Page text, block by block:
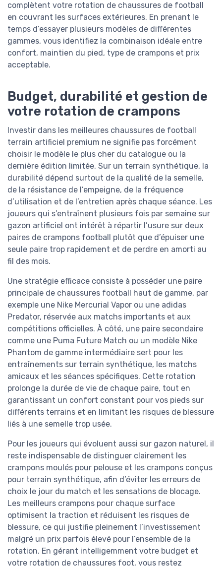
complètent votre rotation de chaussures de football
en couvrant les surfaces extérieures. En prenant le
temps d’essayer plusieurs modèles de différentes
gammes, vous identifiez la combinaison idéale entre
confort, maintien du pied, type de crampons et prix
acceptable.
Budget, durabilité et gestion de
votre rotation de crampons
Investir dans les meilleures chaussures de football
terrain artificiel premium ne signifie pas forcément
choisir le modèle le plus cher du catalogue ou la
dernière édition limitée. Sur un terrain synthétique, la
durabilité dépend surtout de la qualité de la semelle,
de la résistance de l’empeigne, de la fréquence
d’utilisation et de l’entretien après chaque séance. Les
joueurs qui s’entraînent plusieurs fois par semaine sur
gazon artificiel ont intérêt à répartir l’usure sur deux
paires de crampons football plutôt que d’épuiser une
seule paire trop rapidement et de perdre en amorti au
fil des mois.
Une stratégie efficace consiste à posséder une paire
principale de chaussures football haut de gamme, par
exemple une Nike Mercurial Vapor ou une adidas
Predator, réservée aux matchs importants et aux
compétitions officielles. À côté, une paire secondaire
comme une Puma Future Match ou un modèle Nike
Phantom de gamme intermédiaire sert pour les
entraînements sur terrain synthétique, les matchs
amicaux et les séances spécifiques. Cette rotation
prolonge la durée de vie de chaque paire, tout en
garantissant un confort constant pour vos pieds sur
différents terrains et en limitant les risques de blessure
liés à une semelle trop usée.
Pour les joueurs qui évoluent aussi sur gazon naturel, il
reste indispensable de distinguer clairement les
crampons moulés pour pelouse et les crampons conçus
pour terrain synthétique, afin d’éviter les erreurs de
choix le jour du match et les sensations de blocage.
Les meilleurs crampons pour chaque surface
optimisent la traction et réduisent les risques de
blessure, ce qui justifie pleinement l’investissement
malgré un prix parfois élevé pour l’ensemble de la
rotation. En gérant intelligemment votre budget et
votre rotation de chaussures foot, vous restez